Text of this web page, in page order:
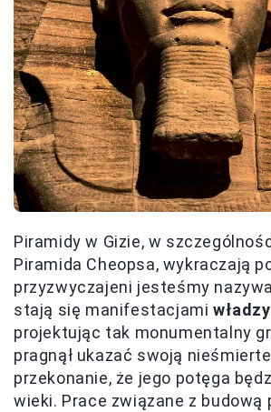
Piramidy w Gizie, w
Piramida Cheopsa, wykraczają
przyzwyczajeni jesteśmy
stają się manifestacjamiwładzy
projektując tak monumentalny
pragnął ukazać swoją
przekonanie, że jego potęga
wieki. Prace związane z budową